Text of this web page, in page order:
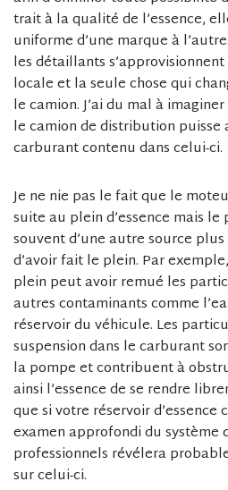
trait à la qualité de l’essence,
uniforme d’une marque à
les détaillants
locale et la seule chose qui
le camion. J’ai du mal à
le camion de distribution
carburant contenu dans celui-ci.
Je ne nie pas le fait que le
suite au plein d’essence mais
souvent d’une autre source
d’avoir fait le plein. Par
plein peut avoir remué les
autres contaminants comme
réservoir du véhicule. Les
suspension dans le carburant
la pompe et contribuent à
ainsi l’essence de se rendre
que si votre réservoir d’essence
examen approfondi du système
professionnels révélera
sur celui-ci.